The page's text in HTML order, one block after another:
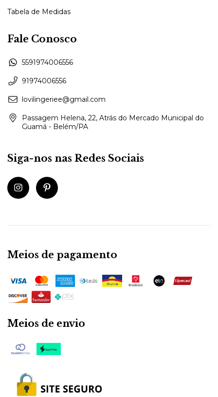
Tabela de Medidas
Fale Conosco
5591974006556
91974006556
lovilingeriee@gmail.com
Passagem Helena, 22, Atrás do Mercado Municipal do
Guamá - Belém/PA
Siga-nos nas Redes Sociais
Meios de pagamento
Meios de envio